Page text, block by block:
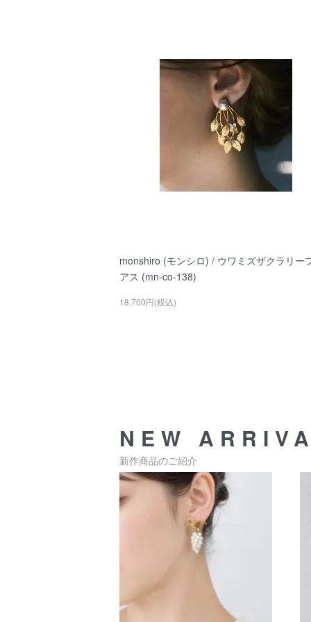
monshiro (モンシロ) / ウワミズザクラリー
アス (mn-co-138)
18,700円(税込)
NEW
新作商品のご紹介